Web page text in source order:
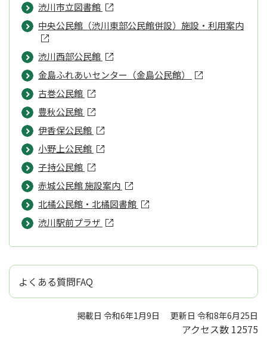
渋川市立図書館
中央公民館（渋川東部公民館併設）施設・利用案内
渋川西部公民館
金島ふれあいセンター（金島公民館）
古巻公民館
豊秋公民館
伊香保公民館
小野上公民館
子持公民館
赤城公民館 施設案内
北橘公民館・北橘図書館
渋川駅前プラザ
よくある質問FAQ
掲載日 令和6年1月9日 更新日 令和8年6月25日
アクセス数 12575